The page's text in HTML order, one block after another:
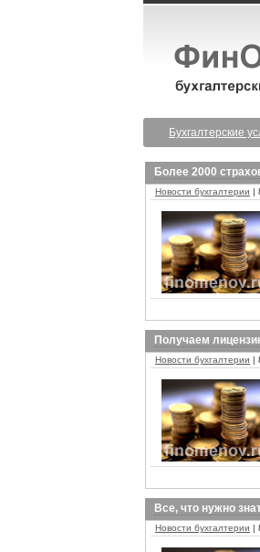
Бухгалтерские
Более 2000
Новости бухгалтерии |
Получаем
Новости бухгалтерии |
Все, что нужно
Новости бухгалтерии |